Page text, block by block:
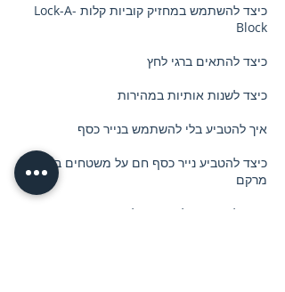
כיצד להשתמש במחזיק קוביות קלות Lock-A-
Block
כיצד להתאים ברגי לחץ
כיצד לשנות אותיות במהירות
איך להטביע בלי להשתמש בנייר כסף
כיצד להטביע נייר כסף חם על משטחים בעלי
מרקם
כיצד להדפיס על כיסויי טלפון נייד